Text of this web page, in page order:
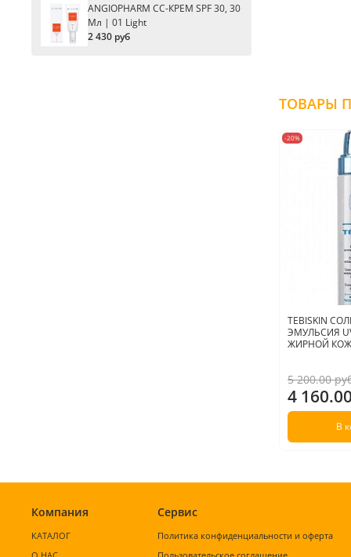
-20%
TEBISKIN
ЭМУЛЬСИЯ
ЖИРНОЙ
5 200.00
4
В
ANGIOPHARM CC-КРЕМ SPF 30, 30
Мл | 01 Light
2 430 руб
Компания
КАТАЛОГ
Сервис
Политика конфиденциальности и оферта